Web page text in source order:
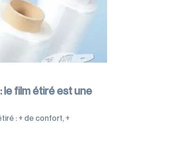
le film étiré est une
: + de confort, +